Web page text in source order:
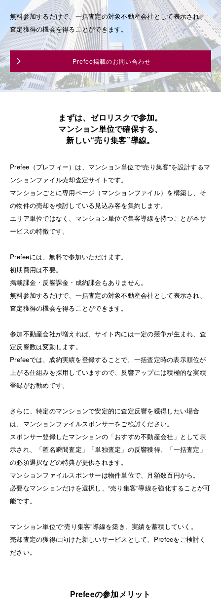
無料参加するだけで、一括査定の対象不動産会社として表示され、
査定獲得の機会を得ることができます。
Prefee掲載のお問い合わせ
まずは、ゼロリスクで参加。
マンション単位で確保する、
新しい“売り集客”導線。
Prefee（プレフィー）は、マンション単位で“売り集客”を設計するマ
ンションファイル売却査定サイトです。
マンションごとに専用ページ（マンションファイル）を構築し、そ
の物件の売却を検討している見込み客を集約します。
エリア単位ではなく、マンション単位で集客導線を持つことが本サ
ービスの特徴です。
Prefeeには、無料で参加いただけます。
初期費用は不要。
掲載課金・反響課金・成約課金もありません。
無料参加するだけで、一括査定の対象不動産会社として表示され、
査定獲得の機会を得ることができます。
参加不動産会社が増えれば、サイト内には一定の競争が生まれ、査
定反響数は変動します。
Prefeeでは、成約実績を登録することで、一括査定時の表示順位が
上がる仕組みを採用していますので、反響アップには積極的な実績
登録がお勧めです。
さらに、特定のマンションで安定的に査定反響を獲得したい場合
は、マンションファイルスポンサーをご検討ください。
スポンサー登録したマンションの「おすすめ不動産会社」として表
示され、「匿名瞬間査定」「単独査定」の反響獲得、「一括査定」
の必須選択などの特典が提供されます。
マンションファイルスポンサーは物件単位で、月額数百円から。
必要なマンションだけを選択し、“売り集客”導線を強化することが可
能です。
マンション単位で“売り集客”導線を築き、実績を蓄積していく。
売却査定の獲得に向けた新しいサービスとして、Prefeeをご検討く
ださい。
Prefeeの参加メリット